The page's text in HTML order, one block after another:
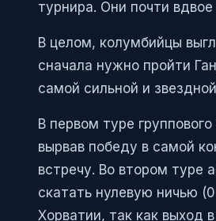
турнира. Они почти
В целом, колумбийцы
сначала нужно пройти
самой сильной и
В первом туре
вырвав победу в самой
встречу. Во втором туре
скатать нулевую ничью
Хорватии, так как выход